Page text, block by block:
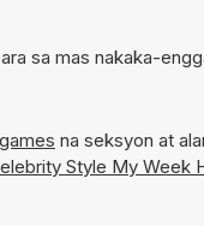
sa mas nakaka-
na seksyon at
Style My Week